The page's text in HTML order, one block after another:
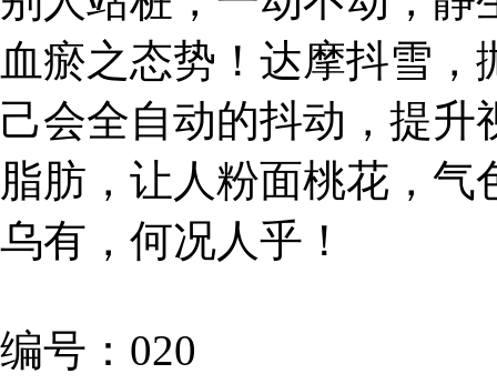
血瘀之态势！达摩抖雪
己会全自动的抖动，提
脂肪，让人粉面桃花，
乌有，何况人乎！
编号：020